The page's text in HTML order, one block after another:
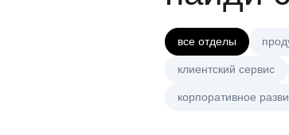
все отделы
клиентский сервис
корпоративное